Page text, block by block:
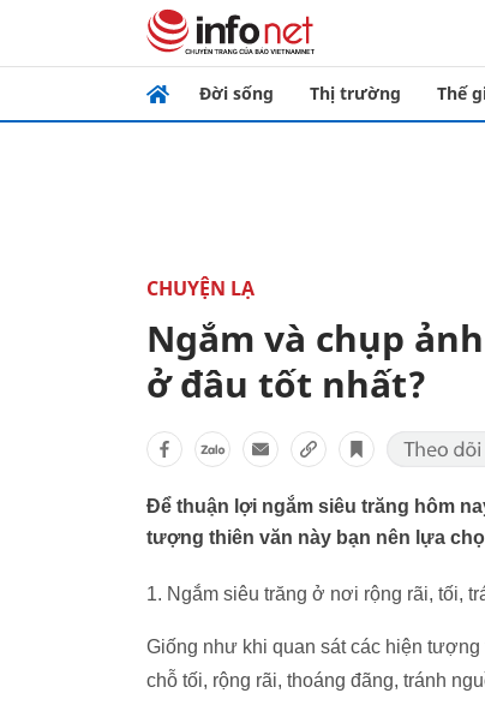
Đời sống Thị trường Thế
CHUYỆN LẠ
Ngắm và chụp
ở đâu tốt nhất?
Để thuận lợi ngắm siêu trăng hôm
tượng thiên văn này bạn nên lựa
1. Ngắm siêu trăng ở nơi rộng rãi, tối,
Giống như khi quan sát các hiện
chỗ tối, rộng rãi, thoáng đãng, tránh